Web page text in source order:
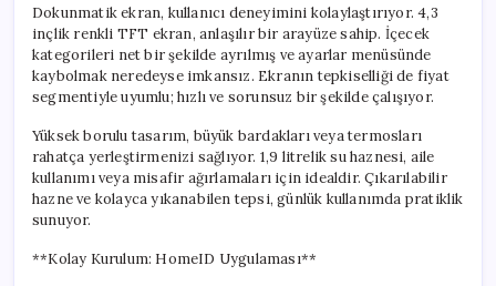
Dokunmatik ekran, kullanıcı deneyimini kolaylaştırıyor. 4,3
inçlik renkli TFT ekran, anlaşılır bir arayüze sahip. İçecek
kategorileri net bir şekilde ayrılmış ve ayarlar menüsünde
kaybolmak neredeyse imkansız. Ekranın tepkiselliği de fiyat
segmentiyle uyumlu; hızlı ve sorunsuz bir şekilde çalışıyor.
Yüksek borulu tasarım, büyük bardakları veya termosları
rahatça yerleştirmenizi sağlıyor. 1,9 litrelik su haznesi, aile
kullanımı veya misafir ağırlamaları için idealdir. Çıkarılabilir
hazne ve kolayca yıkanabilen tepsi, günlük kullanımda pratiklik
sunuyor.
**Kolay Kurulum: HomeID Uygulaması**